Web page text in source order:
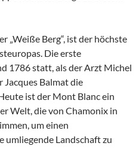
„Weiße Berg“, ist der höchste
Die erste
1786 statt, als der Arzt Michel
Jacques Balmat die
ist der Mont Blanc ein
Welt, die von Chamonix in
um einen
umliegende Landschaft zu